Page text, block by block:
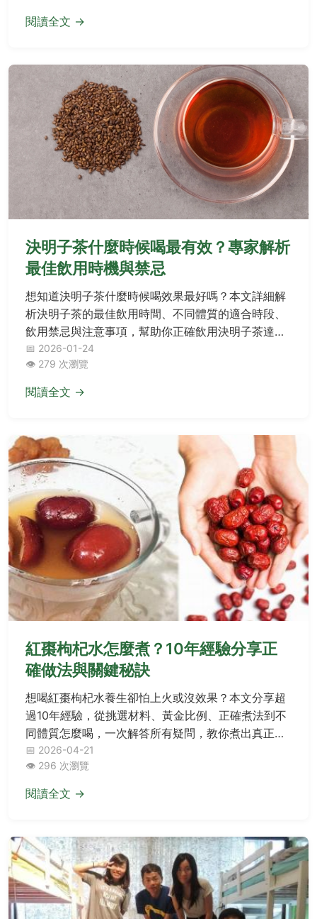
閱讀全文 →
決明子茶什麼時候喝最有效？專家解析
最佳飲用時機與禁忌
想知道決明子茶什麼時候喝效果最好嗎？本文詳細解
析決明子茶的最佳飲用時間、不同體質的適合時段、
飲用禁忌與注意事項，幫助你正確飲用決明子茶達到
最佳保健效果。
📅 2026-01-24
👁️ 279 次瀏覽
閱讀全文 →
紅棗枸杞水怎麼煮？10年經驗分享正
確做法與關鍵秘訣
想喝紅棗枸杞水養生卻怕上火或沒效果？本文分享超
過10年經驗，從挑選材料、黃金比例、正確煮法到不
同體質怎麼喝，一次解答所有疑問，教你煮出真正溫
潤好喝的養生茶。
📅 2026-04-21
👁️ 296 次瀏覽
閱讀全文 →